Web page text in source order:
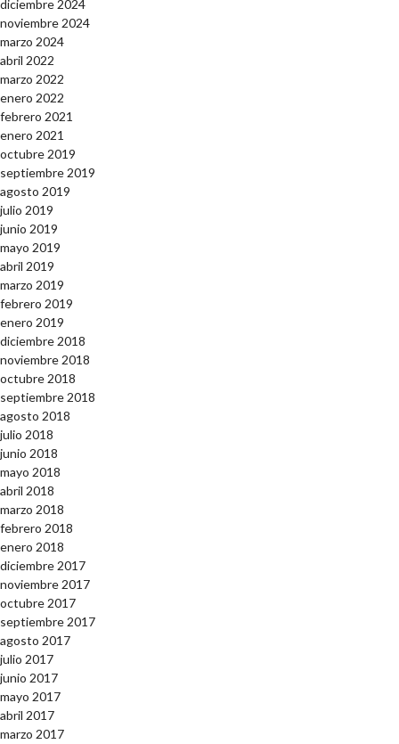
diciembre 2024
noviembre 2024
marzo 2024
abril 2022
marzo 2022
enero 2022
febrero 2021
enero 2021
octubre 2019
septiembre 2019
agosto 2019
julio 2019
junio 2019
mayo 2019
abril 2019
marzo 2019
febrero 2019
enero 2019
diciembre 2018
noviembre 2018
octubre 2018
septiembre 2018
agosto 2018
julio 2018
junio 2018
mayo 2018
abril 2018
marzo 2018
febrero 2018
enero 2018
diciembre 2017
noviembre 2017
octubre 2017
septiembre 2017
agosto 2017
julio 2017
junio 2017
mayo 2017
abril 2017
marzo 2017